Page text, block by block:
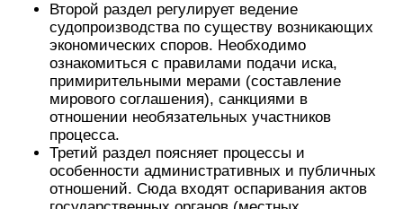
Второй раздел регулирует ведение
судопроизводства по существу возникающих
экономических споров. Необходимо
ознакомиться с правилами подачи иска,
примирительными мерами (составление
мирового соглашения), санкциями в
отношении необязательных участников
процесса.
Третий раздел поясняет процессы и
особенности административных и публичных
отношений. Сюда входят оспаривания актов